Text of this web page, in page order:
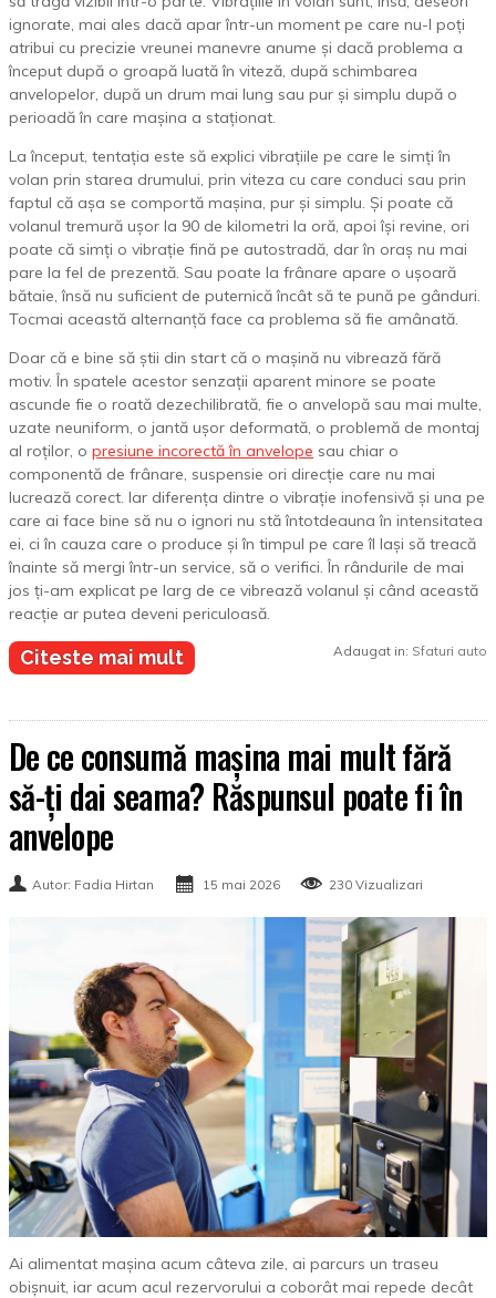
ignorate, mai ales dacă apar într-un moment pe care nu-l poți
atribui cu precizie vreunei manevre anume și dacă problema a
început după o groapă luată în viteză, după schimbarea
anvelopelor, după un drum mai lung sau pur și simplu după o
perioadă în care mașina a staționat.
La început, tentația este să explici vibrațiile pe care le simți în
volan prin starea drumului, prin viteza cu care conduci sau prin
faptul că așa se comportă mașina, pur și simplu. Și poate că
volanul tremură ușor la 90 de kilometri la oră, apoi își revine, ori
poate că simți o vibrație fină pe autostradă, dar în oraș nu mai
pare la fel de prezentă. Sau poate la frânare apare o ușoară
bătaie, însă nu suficient de puternică încât să te pună pe gânduri.
Tocmai această alternanță face ca problema să fie amânată.
Doar că e bine să știi din start că o mașină nu vibrează fără
motiv. În spatele acestor senzații aparent minore se poate
ascunde fie o roată dezechilibrată, fie o anvelopă sau mai multe,
uzate neuniform, o jantă ușor deformată, o problemă de montaj
al roților, o presiune incorectă în anvelope sau chiar o
componentă de frânare, suspensie ori direcție care nu mai
lucrează corect. Iar diferența dintre o vibrație inofensivă și una pe
care ai face bine să nu o ignori nu stă întotdeauna în intensitatea
ei, ci în cauza care o produce și în timpul pe care îl lași să treacă
înainte să mergi într-un service, să o verifici. În rândurile de mai
jos ți-am explicat pe larg de ce vibrează volanul și când această
reacție ar putea deveni periculoasă.
Citeste mai mult Adaugat in: Sfaturi auto
De ce consumă mașina mai mult fără
să-ți dai seama? Răspunsul poate fi în
anvelope
Autor: Fadia Hirtan 15 mai 2026 230 Vizualizari
Ai alimentat mașina acum câteva zile, ai parcurs un traseu
obișnuit, iar acum acul rezervorului a coborât mai repede decât